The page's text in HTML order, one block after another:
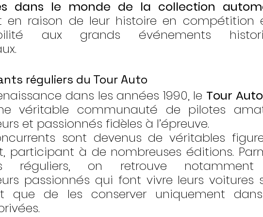
dans le monde de la collection
en raison de leur histoire en compétition
aux grands événements
réguliers du Tour Auto
dans les années 1990, le Tour Auto
véritable communauté de pilotes
et passionnés fidèles à l’épreuve.
sont devenus de véritables
participant à de nombreuses éditions.
réguliers, on retrouve
passionnés qui font vivre leurs voitures
que de les conserver uniquement